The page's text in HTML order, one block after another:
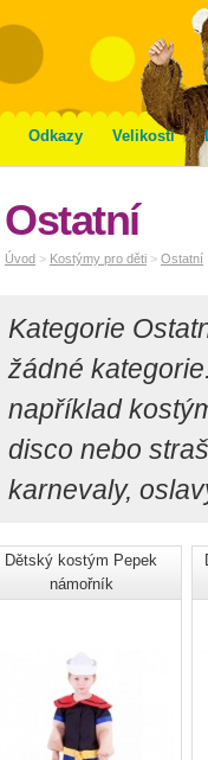
Odkazy Velikosti
Ostatní
Úvod > Kostýmy pro děti > Ostatní
Kategorie
žádné
například
disco nebo
karnevaly,
Dětský kostým Pepek
námořník